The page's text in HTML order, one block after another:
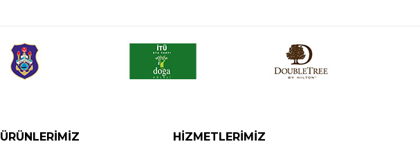
ÜRÜNLERIMIZ HIZMETLERIMIZ